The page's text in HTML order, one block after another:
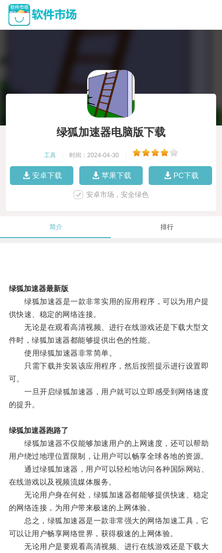
绿狐加速器电脑版下载
工具 时间：2024-04-30
安卓下载 苹果下载 PC下载
安卓市场，安全绿色
简介 排行
绿狐加速器最新版
绿狐加速器是一款非常实用的应用程序，可以为用户提
供快速、稳定的网络连接。
无论是在观看高清视频、进行在线游戏还是下载大型文
件时，绿狐加速器都能够提供出色的性能。
使用绿狐加速器非常简单。
只需下载并安装该应用程序，然后按照提示进行设置即
可。
一旦开启绿狐加速器，用户就可以立即感受到网络速度
的提升。
绿狐加速器跑路了
绿狐加速器不仅能够加速用户的上网速度，还可以帮助
用户绕过地理位置限制，让用户可以畅享全球各地的资源。
通过绿狐加速器，用户可以轻松地访问各种国际网站、
在线游戏以及视频流媒体服务。
无论用户身在何处，绿狐加速器都能够提供快速、稳定
的网络连接，为用户带来极速的上网体验。
总之，绿狐加速器是一款非常强大的网络加速工具，它
可以让用户畅享网络世界，获得极速的上网体验。
无论用户是要观看高清视频、进行在线游戏还是下载大